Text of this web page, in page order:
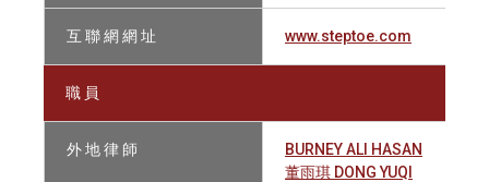
互 聯 網 網 址 www.steptoe.com
職 員
外 地 律 師
BURNEY ALI HASAN
董雨琪 DONG YUQI